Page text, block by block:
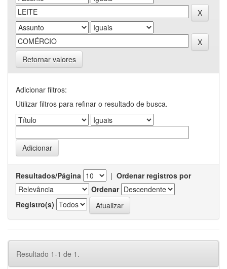
Retornar valores
Adicionar filtros:
Utilizar filtros para refinar o resultado de busca.
Resultados/Página | Ordenar registros por
Ordenar
Registro(s)
Resultado 1-1 de 1.